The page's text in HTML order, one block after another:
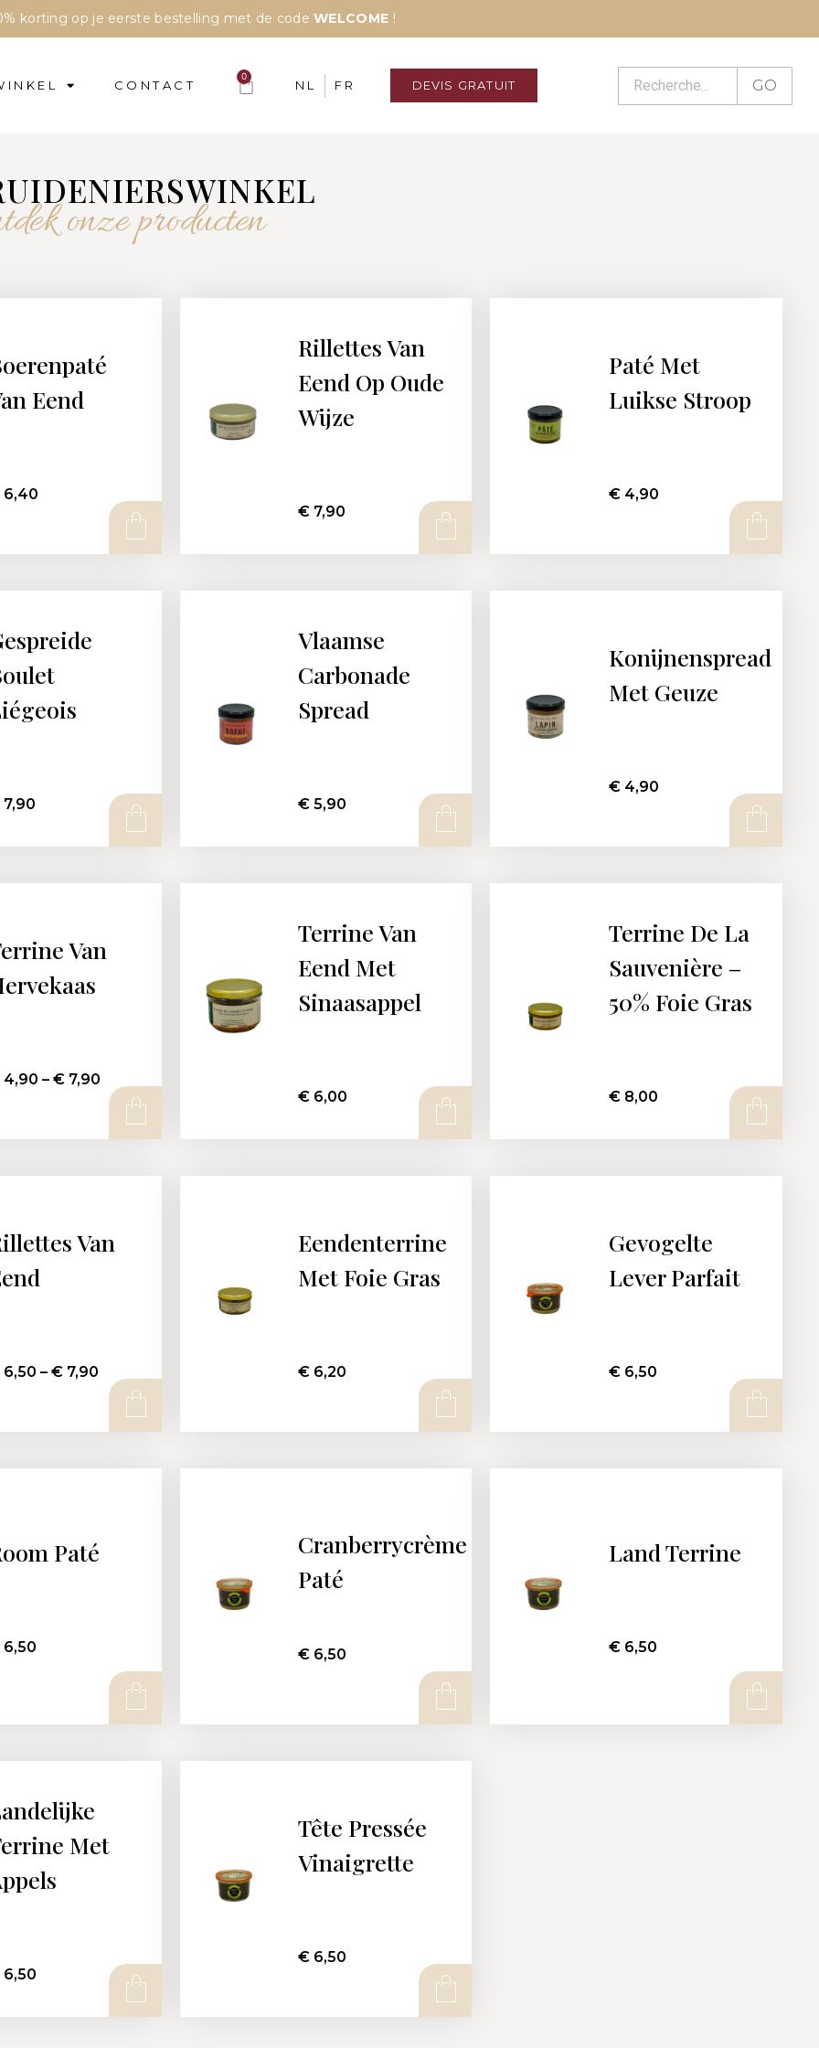
korting op je eerste bestelling met de codeWELCOME !
CONTACT
0
NL FR DEVIS GRATUIT GO
onze producten
Eend
6,40
Rillettes Van
Eend Op Oude
Wijze
€ 7,90
Paté Met
Luikse Stroop
€4,90
7,90
Vlaamse
Carbonade
Spread
€ 5,90
Konijnenspread
Met Geuze
€4,90
Van
4,90 – €7,90
Terrine Van
Eend Met
Sinaasappel
€ 6,00
Terrine De La
Sauvenière –
50% Foie Gras
€8,00
Van
6,50 – €7,90
Eendenterrine
Met Foie Gras
€ 6,20
Gevogelte
Lever Parfait
€6,50
Paté
6,50
Cranberrycrème
Paté
€ 6,50
Land Terrine
€6,50
Met
6,50
Tête Pressée
Vinaigrette
€ 6,50